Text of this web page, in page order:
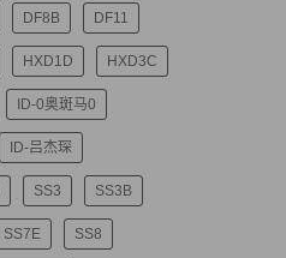
DF8B DF11
HXD1D HXD3C
ID-0奥斑马0
ID-吕杰琛
SS3 SS3B
SS7E SS8